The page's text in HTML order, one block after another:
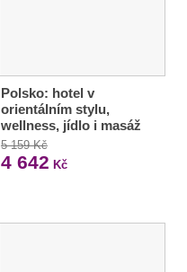
Polsko: hotel v
orientálním stylu,
wellness, jídlo i masáž
5 159 Kč
4 642 Kč